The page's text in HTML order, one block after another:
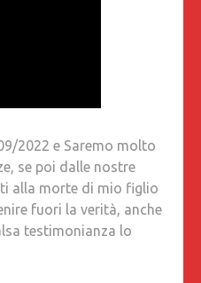
2022 e Saremo molto
se poi dalle nostre
alla morte di mio figlio
fuori la verità, anche
testimonianza lo